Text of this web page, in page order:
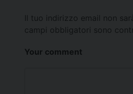
Il tuo indirizzo email non
campi obbligatori sono
Your comment